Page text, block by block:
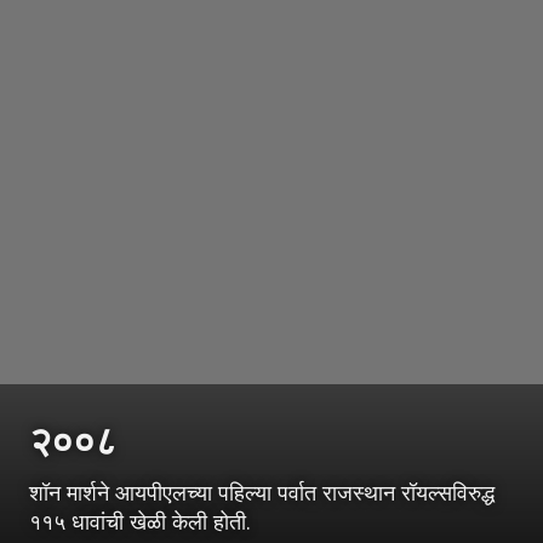
२००८
शॉन मार्शने आयपीएलच्या पहिल्या पर्वात राजस्थान रॉयल्सविरुद्ध
११५ धावांची खेळी केली होती.